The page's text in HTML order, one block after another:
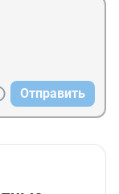
Отправить